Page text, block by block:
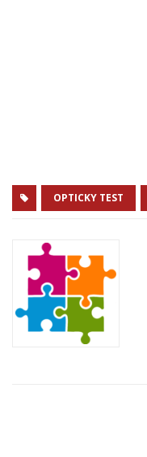
OPTICKY TEST